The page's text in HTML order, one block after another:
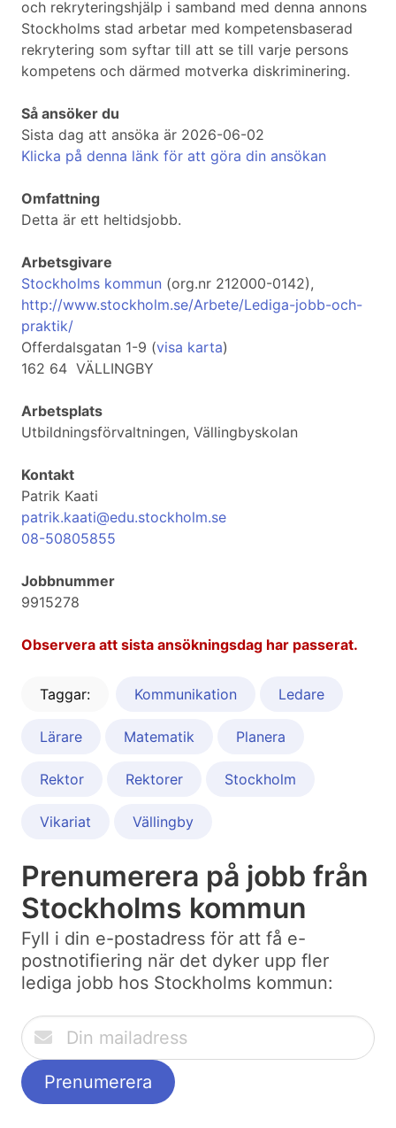
och rekryteringshjälp i samband med denna annons
Stockholms stad arbetar med kompetensbaserad
rekrytering som syftar till att se till varje persons
kompetens och därmed motverka diskriminering.
Så ansöker du
Sista dag att ansöka är 2026-06-02
Klicka på denna länk för att göra din ansökan
Omfattning
Detta är ett heltidsjobb.
Arbetsgivare
Stockholms kommun (org.nr 212000-0142),
http://www.stockholm.se/Arbete/Lediga-jobb-och-
praktik/
Offerdalsgatan 1-9 (visa karta)
162 64 VÄLLINGBY
Arbetsplats
Utbildningsförvaltningen, Vällingbyskolan
Kontakt
Patrik Kaati
patrik.kaati@edu.stockholm.se
08-50805855
Jobbnummer
9915278
Observera att sista ansökningsdag har passerat.
Taggar: Kommunikation Ledare
Lärare Matematik Planera
Rektor Rektorer Stockholm
Vikariat Vällingby
Prenumerera på jobb från
Stockholms kommun
Fyll i din e-postadress för att få e-
postnotifiering när det dyker upp fler
lediga jobb hos Stockholms kommun: